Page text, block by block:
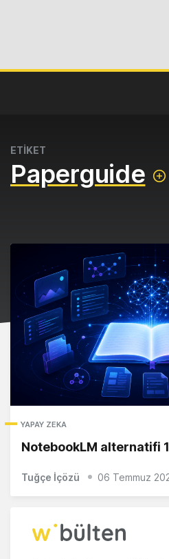
ETİKET
Paperguide
YAPAY ZEKA
NotebookLM alternatifi
Tuğçe İçözü 06 Temmuz